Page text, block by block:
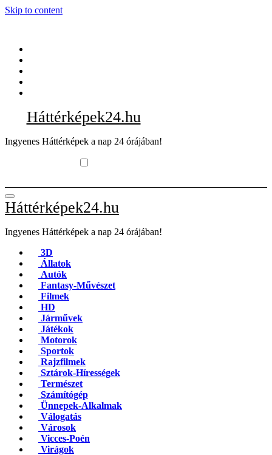
Skip to content
Háttérképek24.hu
Ingyenes Háttérképek a nap 24 órájában!
Háttérképek24.hu
Ingyenes Háttérképek a nap 24 órájában!
3D
Állatok
Autók
Fantasy-Művészet
Filmek
HD
Járművek
Játékok
Motorok
Sportok
Rajzfilmek
Sztárok-Hírességek
Természet
Számítógép
Ünnepek-Alkalmak
Válogatás
Városok
Vicces-Poén
Virágok